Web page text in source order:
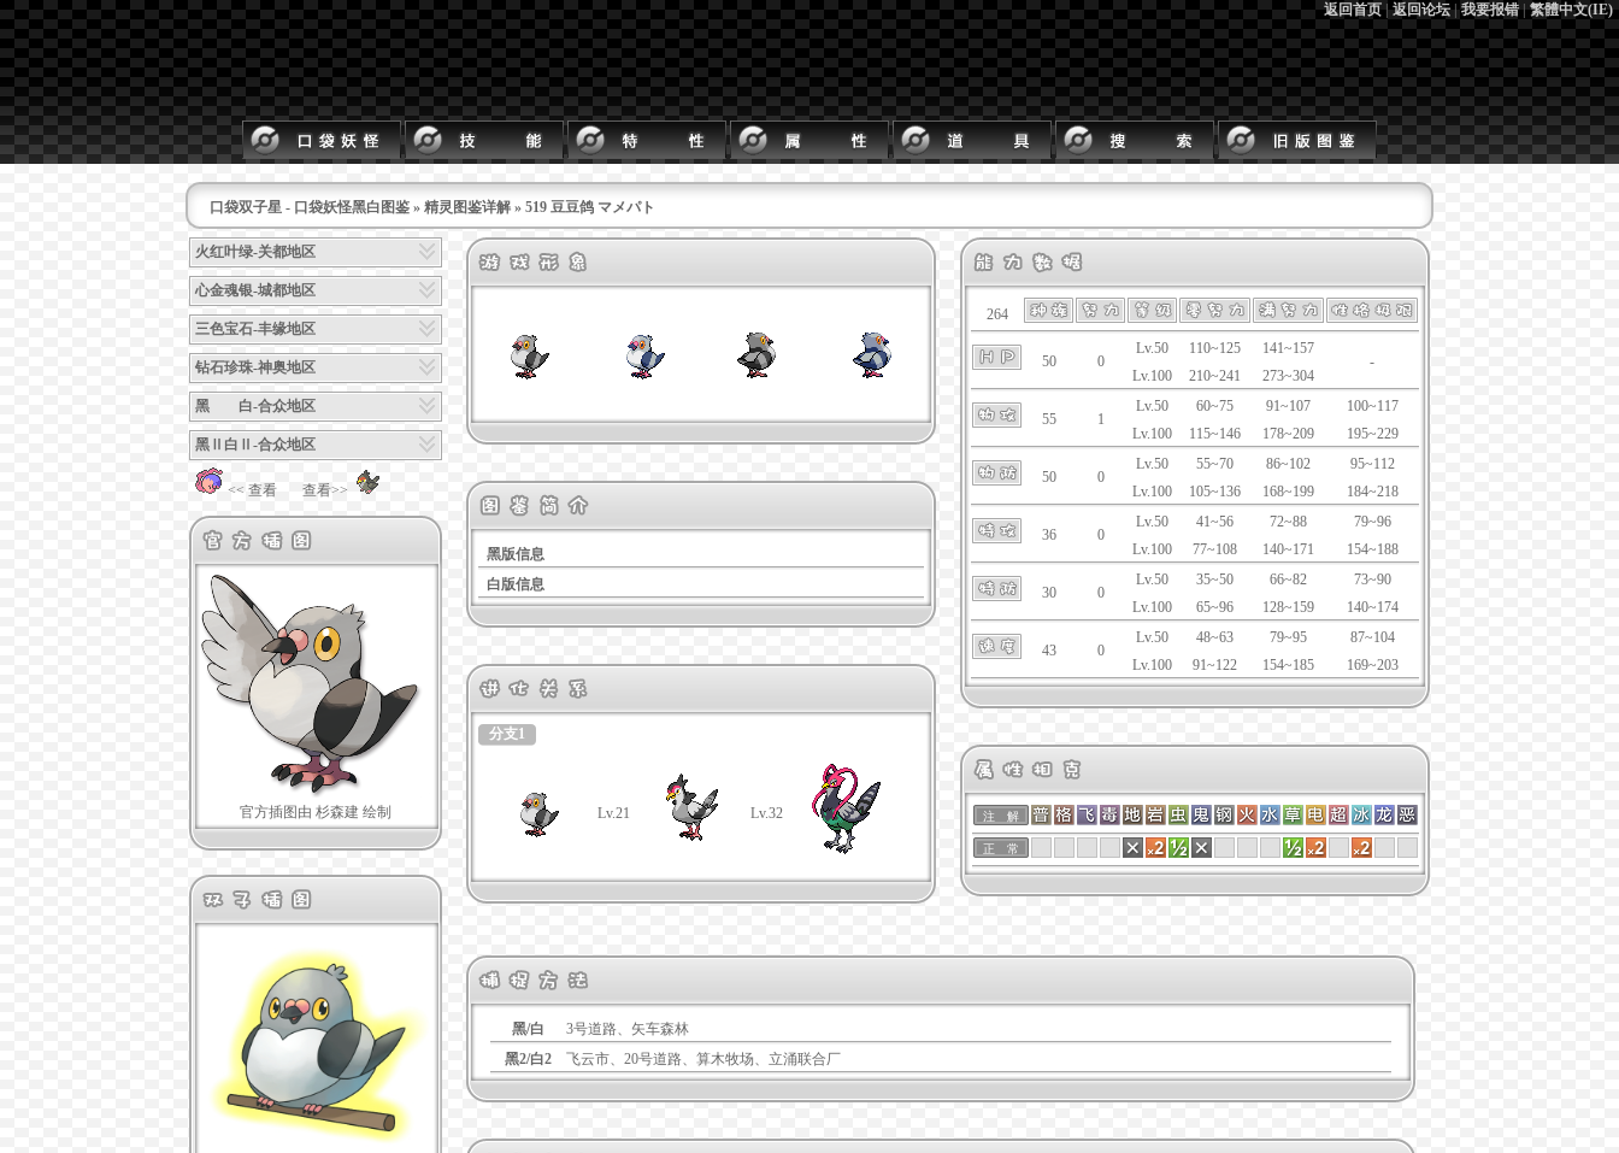
返回首页|返回论坛|我要报错|繁體中文(IE)
口袋双子星 - 口袋妖怪黑白图鉴 » 精灵图鉴详解 » 519 豆豆鸽 マメパト
火红叶绿-关都地区
心金魂银-城都地区
三色宝石-丰缘地区
钻石珍珠-神奥地区
黑 白-合众地区
黑Ⅱ白Ⅱ-合众地区
<< 查看 查看>>
官方插图由 杉森建 绘制
黑版信息
白版信息
分支1
Lv.21 Lv.32
264
50 0
Lv.50
Lv.100
110~125
210~241
141~157
273~304
-
55 1
Lv.50
Lv.100
60~75
115~146
91~107
178~209
100~117
195~229
50 0
Lv.50
Lv.100
55~70
105~136
86~102
168~199
95~112
184~218
36 0
Lv.50
Lv.100
41~56
77~108
72~88
140~171
79~96
154~188
30 0
Lv.50
Lv.100
35~50
65~96
66~82
128~159
73~90
140~174
43 0
Lv.50
Lv.100
48~63
91~122
79~95
154~185
87~104
169~203
注 解
正 常
黑/白
3号道路、矢车森林
黑2/白2
飞云市、20号道路、算木牧场、立涌联合厂